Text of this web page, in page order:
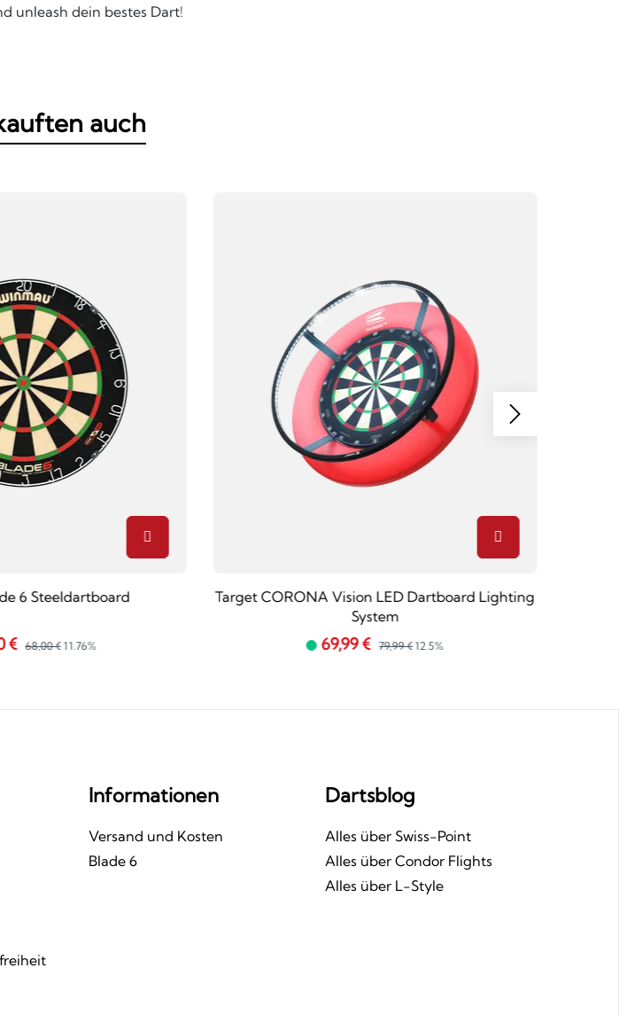
unleash dein bestes Dart!
auch
6 Steeldartboard
€ 68,00 € 11.76%
Target CORONA Vision LED Dartboard Lighting
System
69,99 € 79,99 € 12.5%
Informationen
Versand und Kosten
Blade 6
Dartsblog
Alles über Swiss-Point
Alles über Condor Flights
Alles über L-Style